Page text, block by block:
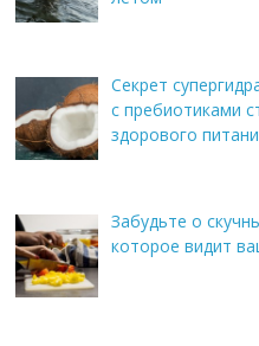
Секрет
с пребиотиками
здорового
Забудьте о
которое видит